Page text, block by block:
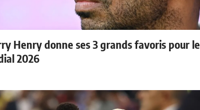
Henry donne ses 3 grands favoris pour le
2026